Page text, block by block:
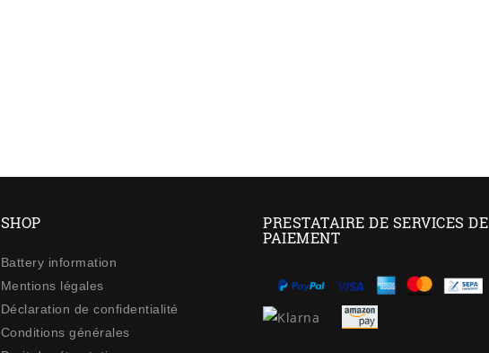
SHOP
Battery information
Mentions légales
Déclaration de confidentialité
Conditions générales
PRESTATAIRE DE SERVICES DE
PAIEMENT